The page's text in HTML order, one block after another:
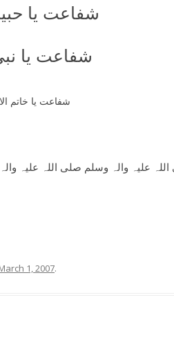
شفاعت يا
شفاعت يا
شفاعت يا خاتم
علیہ والہ وسلم صلی اللہ علیہ
1, 2007.